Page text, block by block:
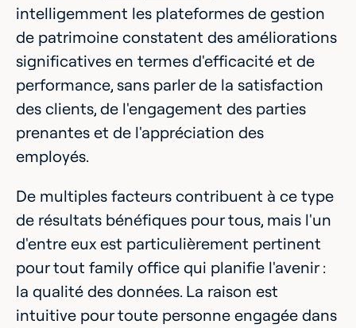
intelligemment les plateformes de gestion
de patrimoine constatent des améliorations
significatives en termes d'efficacité et de
performance, sans parler de la satisfaction
des clients, de l'engagement des parties
prenantes et de l'appréciation des
employés.
De multiples facteurs contribuent à ce type
de résultats bénéfiques pour tous, mais l'un
d'entre eux est particulièrement pertinent
pour tout family office qui planifie l'avenir :
la qualité des données. La raison est
intuitive pour toute personne engagée dans